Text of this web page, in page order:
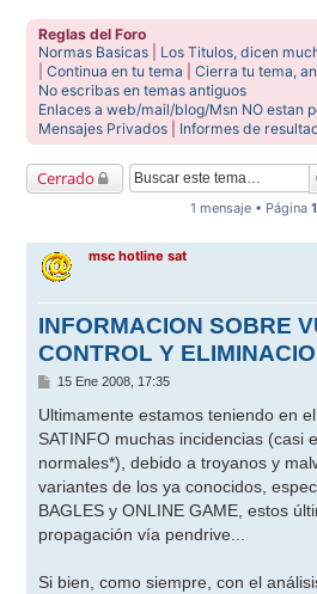
Reglas del Foro
Normas Basicas
Los Titulos, dicen
|Continua en tu tema |Cierra tu tema,
No escribas en temas antiguos
Enlaces a web/mail/blog/Msn NO estan
Mensajes Privados
Informes de
Cerrado
1 mensaje • Página 1
msc hotline sat
INFORMACION SOBRE
CONTROL Y
M
n
a
j
e
15 Ene 2008, 17:35
Ultimamente estamos teniendo en
SATINFO muchas incidencias (casi
normales*), debido a troyanos y
variantes de los ya conocidos,
BAGLES y ONLINE GAME, estos
propagación vía pendrive...
Si bien, como siempre, con el